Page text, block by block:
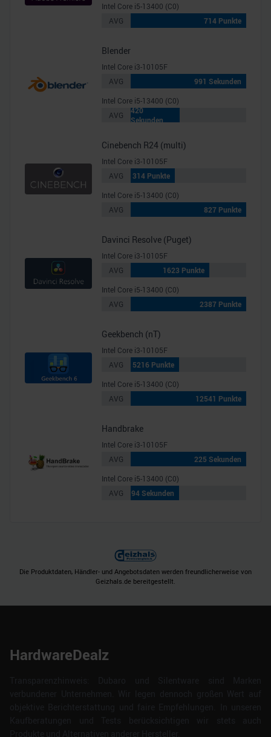
Intel Core i5-13400 (C0)
AVG
714 Punkte
Blender
Intel Core i3-10105F
AVG
991 Sekunden
Intel Core i5-13400 (C0)
AVG
420
Sekunden
Cinebench R24 (multi)
Intel Core i3-10105F
AVG
314 Punkte
Intel Core i5-13400 (C0)
AVG
827 Punkte
Davinci Resolve (Puget)
Intel Core i3-10105F
AVG
1623 Punkte
Intel Core i5-13400 (C0)
AVG
2387 Punkte
Geekbench (nT)
Intel Core i3-10105F
AVG
5216 Punkte
Intel Core i5-13400 (C0)
AVG
12541 Punkte
Handbrake
Intel Core i3-10105F
AVG
225 Sekunden
Intel Core i5-13400 (C0)
AVG
94 Sekunden
Die Produktdaten, Händler- und Angebotsdaten werden freundlicherweise von
Geizhals.de bereitgestellt.
HardwareDealz